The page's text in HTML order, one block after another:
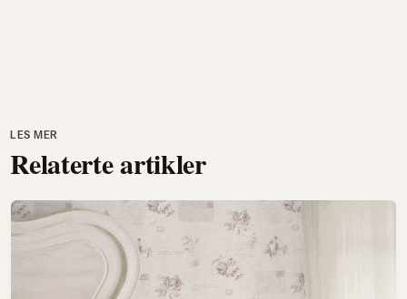
LES MER
Relaterte artikler